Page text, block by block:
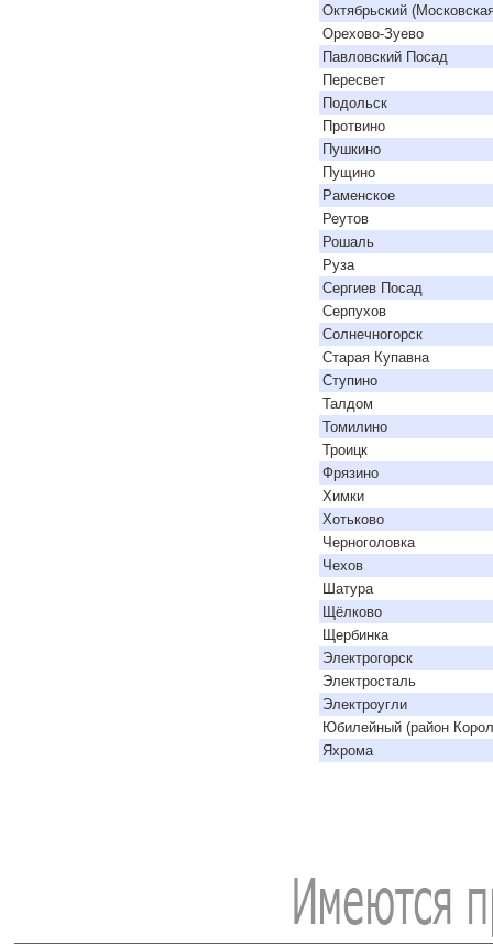
Октябрьский
Орехово-Зуево
Павловский Посад
Пересвет
Подольск
Протвино
Пушкино
Пущино
Раменское
Реутов
Рошаль
Руза
Сергиев Посад
Серпухов
Солнечногорск
Старая Купавна
Ступино
Талдом
Томилино
Троицк
Фрязино
Химки
Хотьково
Черноголовка
Чехов
Шатура
Щёлково
Щербинка
Электрогорск
Электросталь
Электроугли
Юбилейный (район
Яхрома